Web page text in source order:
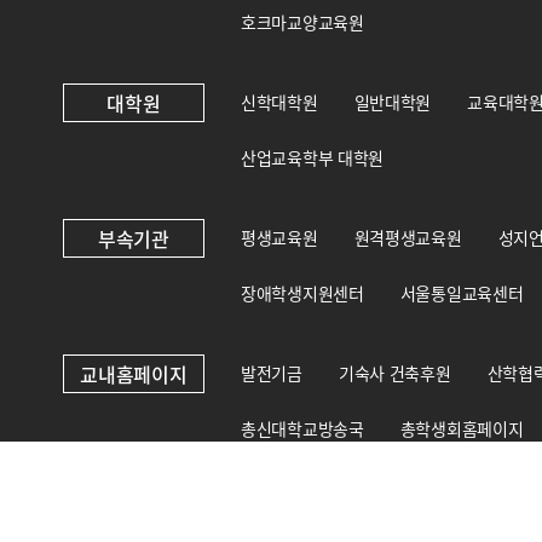
호크마교양교육원
대학원 신학대학원 일반대학원 교육대학원
산업교육학부 대학원
부속기관 평생교육원 원격평생교육원 성지
장애학생지원센터 서울통일교육센터
교내홈페이지 발전기금 기숙사 건축후원 산학협
총신대학교방송국 총학생회홈페이지